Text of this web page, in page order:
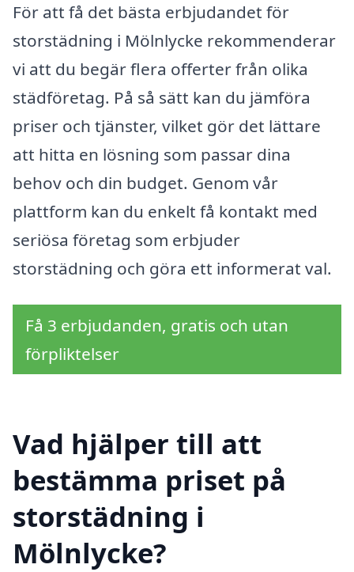
För att få det bästa erbjudandet för
storstädning i Mölnlycke rekommenderar
vi att du begär flera offerter från olika
städföretag. På så sätt kan du jämföra
priser och tjänster, vilket gör det lättare
att hitta en lösning som passar dina
behov och din budget. Genom vår
plattform kan du enkelt få kontakt med
seriösa företag som erbjuder
storstädning och göra ett informerat val.
Få 3 erbjudanden, gratis och utan
förpliktelser
Vad hjälper till att
bestämma priset på
storstädning i
Mölnlycke?